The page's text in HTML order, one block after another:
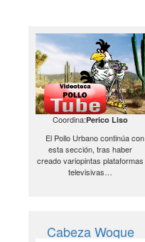
Coordina:Perico Liso
El Pollo Urbano continúa con
esta sección, tras haber
creado variopintas plataformas
televisivas…
Cabeza Woque